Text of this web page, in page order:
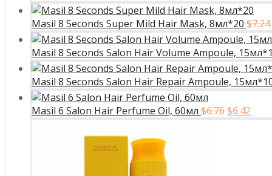
Masil 8 Seconds Super Mild Hair Mask, 8мл*20 $7.24
Masil 8 Seconds Salon Hair Volume Ampoule,
Masil 8 Seconds Salon Hair Repair Ampoule,
Masil 6 Salon Hair Perfume Oil, 60мл $6.76$6.42